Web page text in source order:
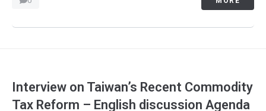
Interview on Taiwan’s Recent Commodity
Tax Reform – English discussion Agenda